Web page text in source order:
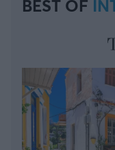
BEST OF